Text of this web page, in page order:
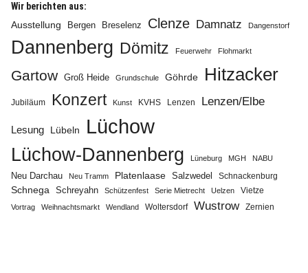
Info
Wir berichten aus:
Ausstellung
Bergen Breselenz Clenze Damnatz Dangenstorf
Dannenberg Dömitz Feuerwehr Flohmarkt
Gartow Groß Heide Grundschule Göhrde Hitzacker
Jubiläum Konzert Kunst KVHS Lenzen Lenzen/Elbe
Lesung Lübeln Lüchow
Lüchow-Dannenberg Lüneburg MGH NABU
Neu Darchau Neu Tramm Platenlaase Salzwedel Schnackenburg
Schnega Schreyahn Schützenfest Serie Mietrecht Uelzen Vietze
Vortrag Weihnachtsmarkt Wendland Woltersdorf Wustrow Zernien